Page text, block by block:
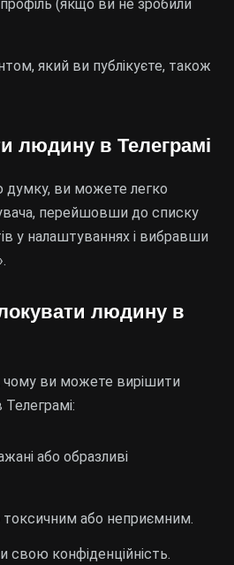
(якщо ви не зробили
який ви публікуєте, також
людину в Телеграмі
ви можете легко
перейшовши до списку
у налаштуваннях і вибравши
людину в
чому ви можете вирішити
або образливі
токсичним або неприємним.
свою конфіденційність.